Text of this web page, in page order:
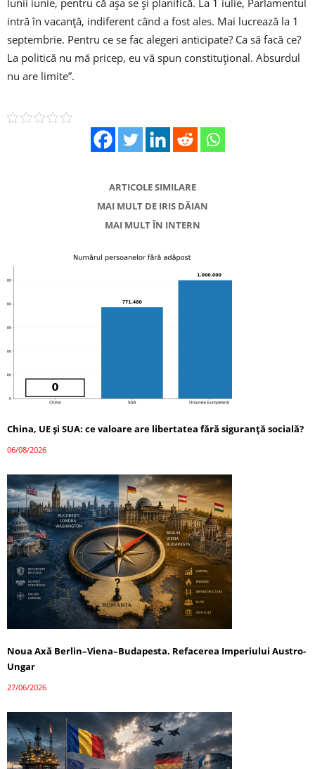
lunii iunie, pentru că așa se și planifică. La 1 iulie, Parlamentul
intră în vacanță, indiferent când a fost ales. Mai lucrează la 1
septembrie. Pentru ce se fac alegeri anticipate? Ca să facă ce?
La politică nu mă pricep, eu vă spun constituțional. Absurdul
nu are limite”.
ARTICOLE SIMILARE
MAI MULT DE IRIS DĂIAN
MAI MULT ÎN INTERN
China, UE și SUA: ce valoare are libertatea fără siguranță socială?
06/08/2026
Noua Axă Berlin–Viena–Budapesta. Refacerea Imperiului Austro-
Ungar
27/06/2026